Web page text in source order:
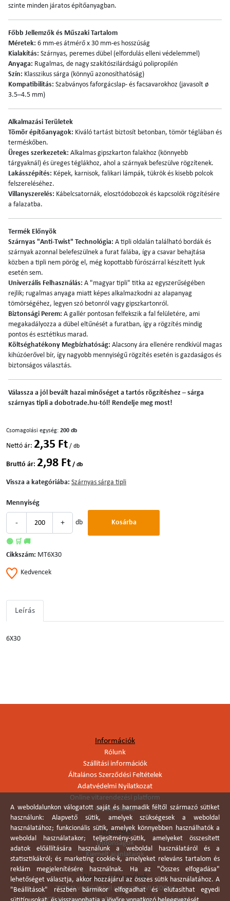
szinte minden járatos építőanyagban.
Főbb Jellemzők és Műszaki Tartalom
Méretek: 6 mm-es átmérő x 30 mm-es hosszúság
Kialakítás: Szárnyas, peremes dübel (elfordulás elleni védelemmel)
Anyaga: Rugalmas, de nagy szakítószilárdságú polipropilén
Szín: Klasszikus sárga (könnyű azonosíthatóság)
Kompatibilitás: Szabványos faforgácslap- és facsavarokhoz (javasolt ø
3.5–4.5 mm)
Alkalmazási Területek
Tömör építőanyagok: Kiváló tartást biztosít betonban, tömör téglában és
terméskőben.
Üreges szerkezetek: Alkalmas gipszkarton falakhoz (könnyebb
tárgyaknál) és üreges téglákhoz, ahol a szárnyak befeszülve rögzítenek.
Lakásszépítés: Képek, karnisok, falikari lámpák, tükrök és kisebb polcok
felszereléséhez.
Villanyszerelés: Kábelcsatornák, elosztódobozok és kapcsolók rögzítésére
a falazatba.
Termék Előnyök
Szárnyas "Anti-Twist" Technológia: A tipli oldalán található bordák és
szárnyak azonnal belefeszülnek a furat falába, így a csavar behajtása
közben a tipli nem pörög el, még kopottabb fúrószárral készített lyuk
esetén sem.
Univerzális Felhasználás: A "magyar tipli" titka az egyszerűségében
rejlik; rugalmas anyaga miatt képes alkalmazkodni az alapanyag
tömörségéhez, legyen szó betonról vagy gipszkartonról.
Biztonsági Perem: A gallér pontosan felfekszik a fal felületére, ami
megakadályozza a dübel eltűnését a furatban, így a rögzítés mindig
pontos és esztétikus marad.
Költséghatékony Megbízhatóság: Alacsony ára ellenére rendkívül magas
kihúzóerővel bír, így nagyobb mennyiségű rögzítés esetén is gazdaságos és
biztonságos választás.
Válassza a jól bevált hazai minőséget a tartós rögzítéshez – sárga
szárnyas tipli a dobotrade.hu-tól! Rendelje meg most!
Csomagolási egység: 200 db
Nettó ár: 2,35 Ft / db
Bruttó ár: 2,98 Ft / db
Vissza a kategóriába: Szárnyas sárga tipli
Mennyiség
- + db Kosárba
🟢 🛒 🚚
Cikkszám: MT6X30
Kedvencek
Leírás
6X30
Információk
Rólunk
Szállítási információk
Általános Szerződési Feltételek
Adatvédelmi Nyilatkozat
Online vitarendezési platform
Online elállás
Termékek
Újdonságok
Kiemelt ajánlataink
Népszerű termékek
TYTAN vegyi dübel ragasztó EVI. 300ml
A weboldalunkon válogatott saját és harmadik féltől származó sütiket
használunk: Alapvető sütik, amelyek szükségesek a weboldal
használatához; funkcionális sütik, amelyek könnyebben használhatók a
weboldal használatakor; teljesítmény-sütik, amelyeket összesített
adatok előállítására használunk a weboldal használatáról és a
statisztikákról; és marketing cookie-k, amelyeket releváns tartalom és
reklám megjelenítésére használnak. Ha az "Összes elfogadása"
lehetőséget választja, akkor hozzájárul az összes sütik használatához. A
"Beállítások" részben bármikor elfogadhat és elutasíthat egyedi